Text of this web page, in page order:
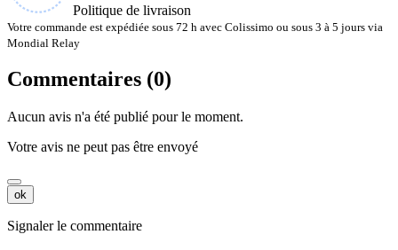
Politique de livraison
Votre commande est expédiée sous 72 h avec Colissimo ou sous 3 à 5 jours via
Mondial Relay
Commentaires (0)
Aucun avis n'a été publié pour le moment.
Votre avis ne peut pas être envoyé
ok
Signaler le commentaire